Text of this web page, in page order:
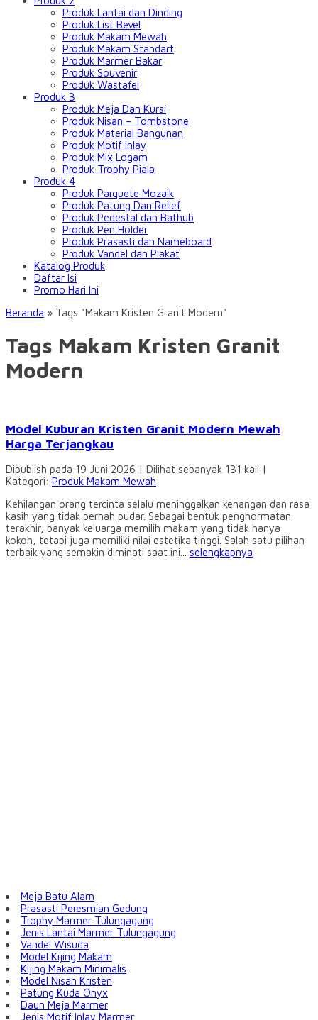
Produk Lantai dan Dinding
Produk List Bevel
Produk Makam Mewah
Produk Makam Standart
Produk Marmer Bakar
Produk Souvenir
Produk Wastafel
Produk 3
Produk Meja Dan Kursi
Produk Nisan – Tombstone
Produk Material Bangunan
Produk Motif Inlay
Produk Mix Logam
Produk Trophy Piala
Produk 4
Produk Parquete Mozaik
Produk Patung Dan Relief
Produk Pedestal dan Bathub
Produk Pen Holder
Produk Prasasti dan Nameboard
Produk Vandel dan Plakat
Katalog Produk
Daftar Isi
Promo Hari Ini
Beranda » Tags "Makam Kristen Granit Modern"
Tags Makam Kristen Granit
Modern
Model Kuburan Kristen Granit Modern Mewah
Harga Terjangkau
Dipublish pada 19 Juni 2026 | Dilihat sebanyak 131 kali |
Kategori: Produk Makam Mewah
Kehilangan orang tercinta selalu meninggalkan kenangan dan rasa
kasih yang tidak pernah pudar. Sebagai bentuk penghormatan
terakhir, banyak keluarga memilih makam yang tidak hanya
kokoh, tetapi juga memiliki nilai estetika tinggi. Salah satu pilihan
terbaik yang semakin diminati saat ini... selengkapnya
Meja Batu Alam
Prasasti Peresmian Gedung
Trophy Marmer Tulungagung
Jenis Lantai Marmer Tulungagung
Vandel Wisuda
Model Kijing Makam
Kijing Makam Minimalis
Model Nisan Kristen
Patung Kuda Onyx
Daun Meja Marmer
Jenis Motif Inlay Marmer